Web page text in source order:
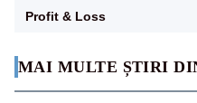
MAI MULTE ȘTIRI
Profit & Loss